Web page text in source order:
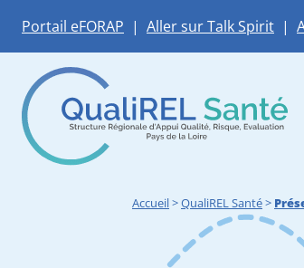
Portail eFORAP | Aller sur Talk Spirit |
Accueil>QualiREL Santé>